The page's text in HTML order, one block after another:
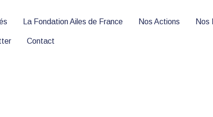
La Fondation Ailes de France Nos Actions Nos
Contact